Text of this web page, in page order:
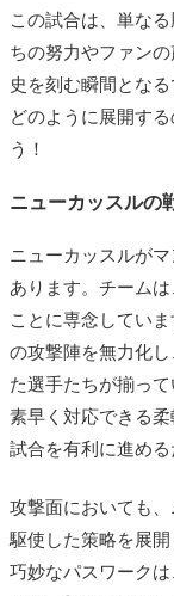
この試合は、単な
ちの努力やファン
史を刻む瞬間とな
どのように展開す
う！
ニューカッスルの
ニューカッスルが
あります。チーム
ことに専念してい
の攻撃陣を無力化
た選手たちが揃っ
素早く対応できる柔
試合を有利に進める
攻撃面においても
駆使した策略を展
巧妙なパスワークは